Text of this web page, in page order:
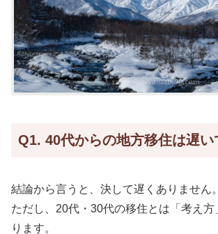
Q1. 40代からの地方移住は遅い
結論から言うと、決して遅くありません。
ただし、20代・30代の移住とは「考え方
ります。